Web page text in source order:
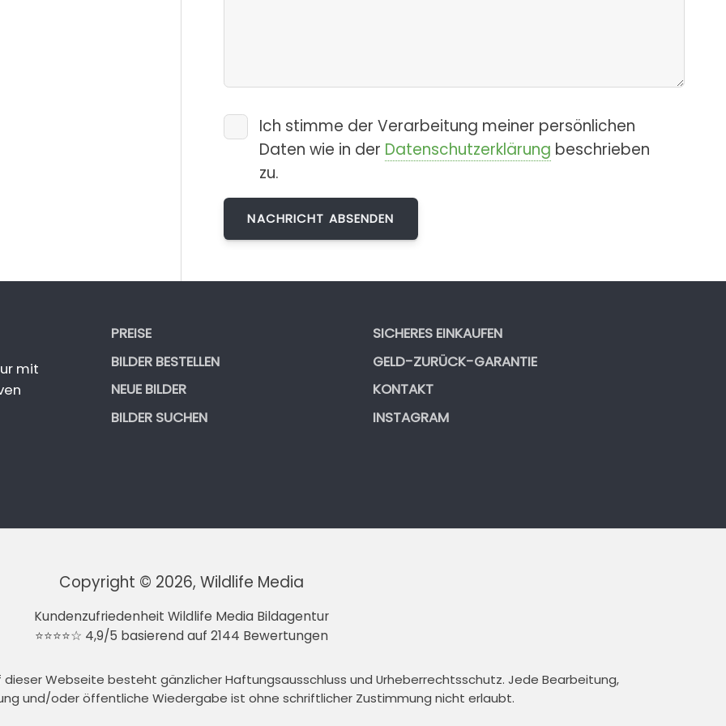
Ich stimme der Verarbeitung meiner persönlichen
Daten wie in der Datenschutzerklärung beschrieben
zu.
mit
PREISE
BILDER BESTELLEN
NEUE BILDER
BILDER SUCHEN
SICHERES EINKAUFEN
GELD-ZURÜCK-GARANTIE
KONTAKT
INSTAGRAM
Copyright © 2026, Wildlife Media
Kundenzufriedenheit Wildlife Media Bildagentur
⭐⭐⭐⭐☆ 4,9/5 basierend auf 2144 Bewertungen
Webseite besteht gänzlicher Haftungsausschluss und Urheberrechtsschutz. Jede Bearbeitung,
und/oder öffentliche Wiedergabe ist ohne schriftlicher Zustimmung nicht erlaubt.